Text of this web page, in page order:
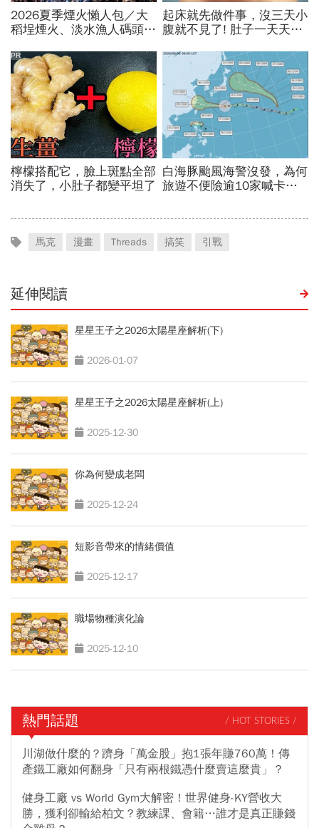
馬克 漫畫 Threads 搞笑 引戰
延伸閱讀
星星王子之2026太陽星座解析(下)
2026-01-07
星星王子之2026太陽星座解析(上)
2025-12-30
你為何變成老闆
2025-12-24
短影音帶來的情緒價值
2025-12-17
職場物種演化論
2025-12-10
熱門話題 / HOT STORIES /
川湖做什麼的？躋身「萬金股」抱1張年賺760萬！傳
產鐵工廠如何翻身「只有兩根鐵憑什麼賣這麼貴」？
健身工廠 vs World Gym大解密！世界健身-KY營收大
勝，獲利卻輸給柏文？教練課、會籍…誰才是真正賺錢